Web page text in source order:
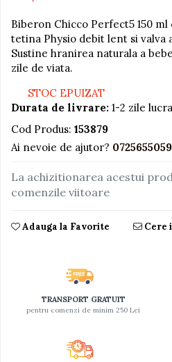
Covorase de dans
Creative
De plus
Electrocasnice si bucatarii
Fotolii gonflabile
Jocuri de indemanare
Jocuri sportive
Jucarii educative din lemn
Motociclete
Muzica si instrumente
Saltelute si centre de activitati
Set Avioane si submarine
Seturi de rufe
Biberon Chicco Perfect5 150
tetina Physio debit lent si valva
Sustine hranirea naturala a
zile de viata.
STOC EPUIZAT
Durata de livrare: 1-2 zile
Cod Produs: 153879
Ai nevoie de ajutor? 0725655059
La achizitionarea acestui
comenzile viitoare
Adauga la Favorite Cere
TRANSPORT GRATUIT
pentru comenzi de minim 250 Lei